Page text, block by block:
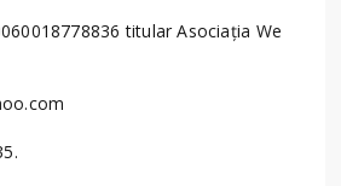
titular Asociația We